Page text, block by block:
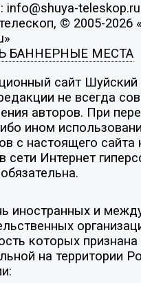
info@shuya-teleskop.ru
© 2005-2026
БАННЕРНЫЕ МЕСТА
сайт Шуйский
не всегда
авторов. При
ином
с настоящего сайта
сети Интернет
иностранных и
которых признана
на территории